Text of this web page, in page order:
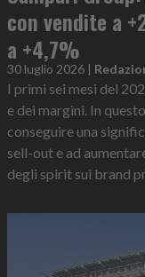
con vendite a
a +4,7%
30 luglio 2026 |
I primi sei mesi del
e dei margini. In
conseguire una
sell-out e ad
degli spirit sui brand